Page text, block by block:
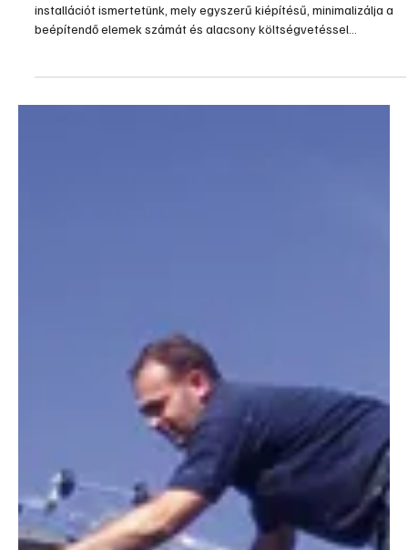
installációt ismertetünk, mely egyszerű kiépítésű, minimalizálja a
beépítendő elemek számát és alacsony költségvetéssel